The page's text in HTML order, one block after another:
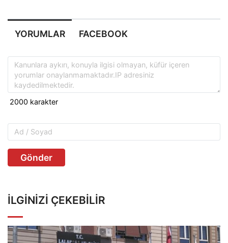
YORUMLAR FACEBOOK
Gönder
İLGINIZI ÇEKEBILIR